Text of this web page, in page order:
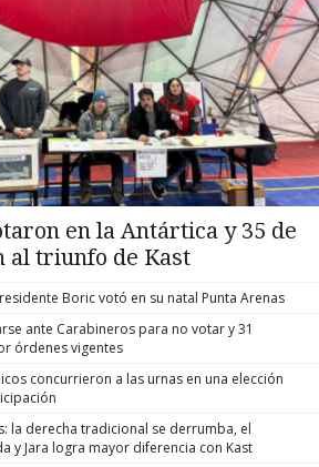
en la Antártica y 35 de
al triunfo de Kast
Boric votó en su natal Punta Arenas
ante Carabineros para no votar y 31
órdenes vigentes
concurrieron a las urnas en una elección
la derecha tradicional se derrumba, el
y Jara logra mayor diferencia con Kast